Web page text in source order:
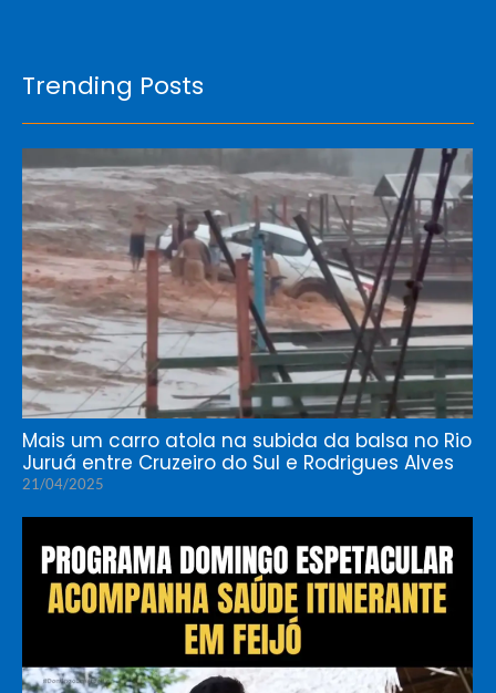
Trending Posts
Mais um carro atola na subida da balsa no Rio
Juruá entre Cruzeiro do Sul e Rodrigues Alves
21/04/2025